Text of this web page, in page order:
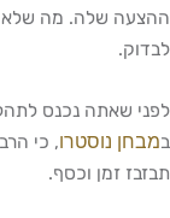
ההצעה שלה. מה שלא
לבדוק.
לפני שאתה נכנס
במבחן נוסטרו, כי
תבזבז זמן וכסף.